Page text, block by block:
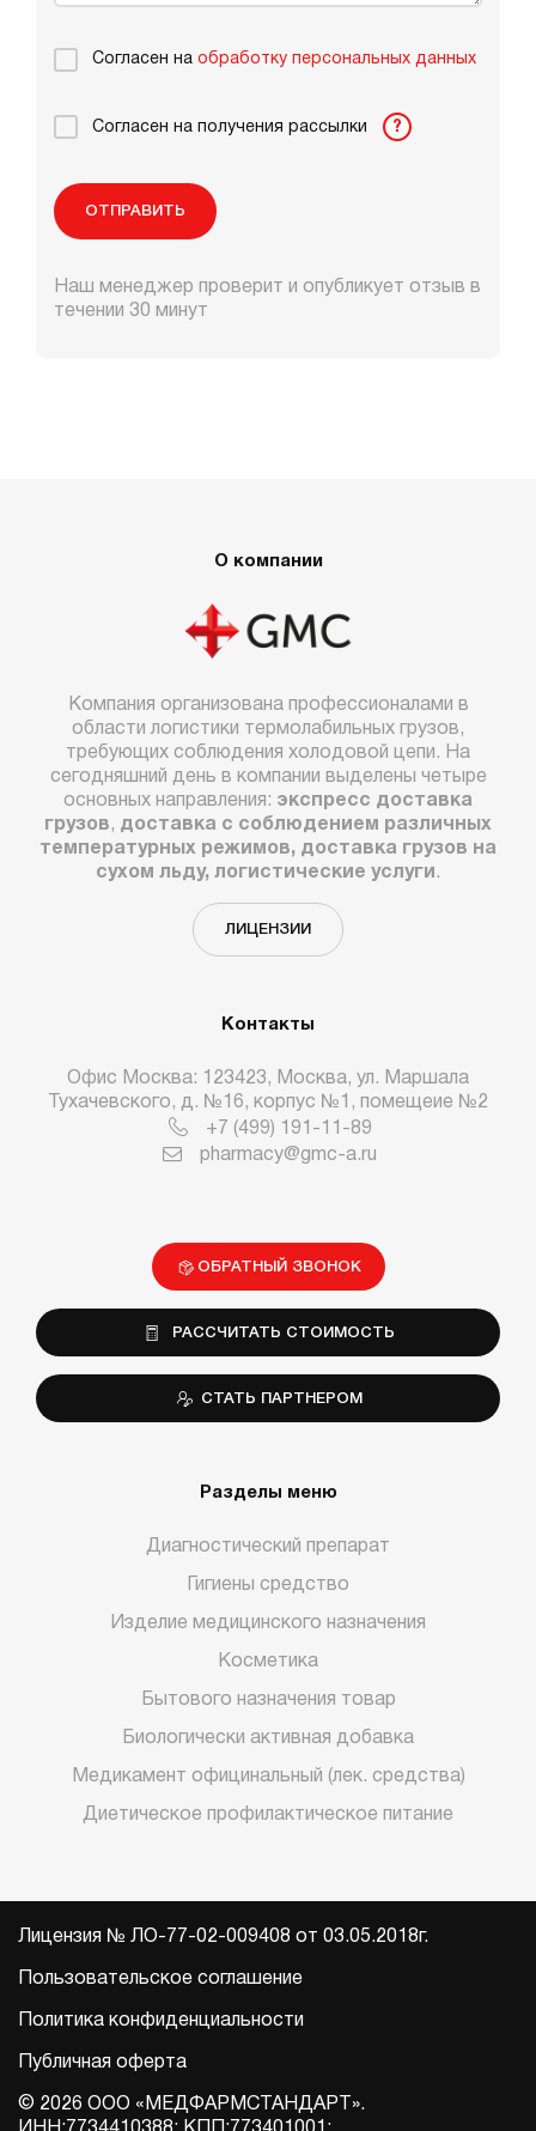
Согласен на обработку персональных данных
Согласен на получения рассылки ?
ОТПРАВИТЬ
Наш менеджер проверит и опубликует отзыв в
течении 30 минут
О компании
Компания организована профессионалами в
области логистики термолабильных грузов,
требующих соблюдения холодовой цепи. На
сегодняшний день в компании выделены четыре
основных направления: экспресс доставка
грузов, доставка с соблюдением различных
температурных режимов, доставка грузов на
сухом льду, логистические услуги .
ЛИЦЕНЗИИ
Контакты
Офис Москва: 123423, Москва, ул. Маршала
Тухачевского, д. №16, корпус №1, помещеие №2
+7 (499) 191-11-89
pharmacy@gmc-a.ru
ОБРАТНЫЙ ЗВОНОК
РАССЧИТАТЬ СТОИМОСТЬ
СТАТЬ ПАРТНЕРОМ
Разделы меню
Диагностический препарат
Гигиены средство
Изделие медицинского назначения
Косметика
Бытового назначения товар
Биологически активная добавка
Медикамент официнальный (лек. средства)
Диетическое профилактическое питание
Лицензия № ЛО-77-02-009408 от 03.05.2018г.
Пользовательское соглашение
Политика конфиденциальности
Публичная оферта
© 2026 ООО «МЕДФАРМСТАНДАРТ».